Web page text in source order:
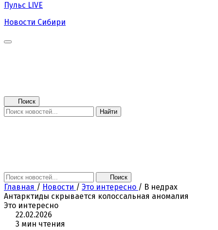
Пульс LIVE
Новости Сибири
Поиск
Найти
Поиск
Главная / Новости / Это интересно / В недрах
Антарктиды скрывается колоссальная аномалия
Это интересно
22.02.2026
3 мин чтения